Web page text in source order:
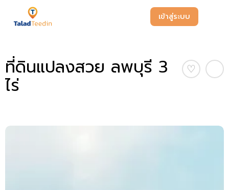
เข้าสู่ระบบ
ที่ดินแปลงสวย ลพบุรี 3
ไร่
♡